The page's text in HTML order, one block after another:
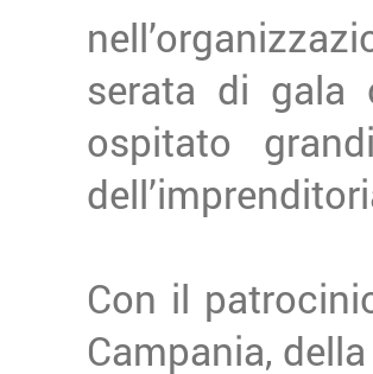
serata di gala
ospitato
Con il
Campania,